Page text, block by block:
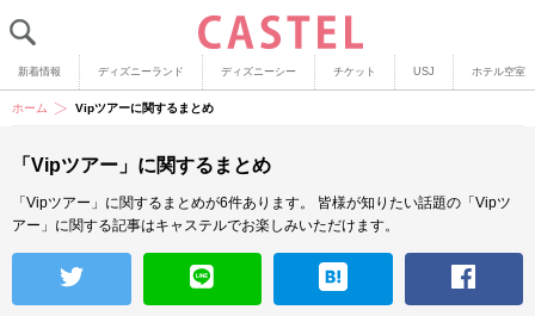
新着情報 ディズニーランド ディズニーシー チケット USJ ホテル空室
ホーム Vipツアーに関するまとめ
「Vipツアー」に関するまとめ
「Vipツアー」に関するまとめが6件あります。
皆様が知りたい話題の「Vipツ
アー」に関する記事はキャステルでお楽しみいただけます。